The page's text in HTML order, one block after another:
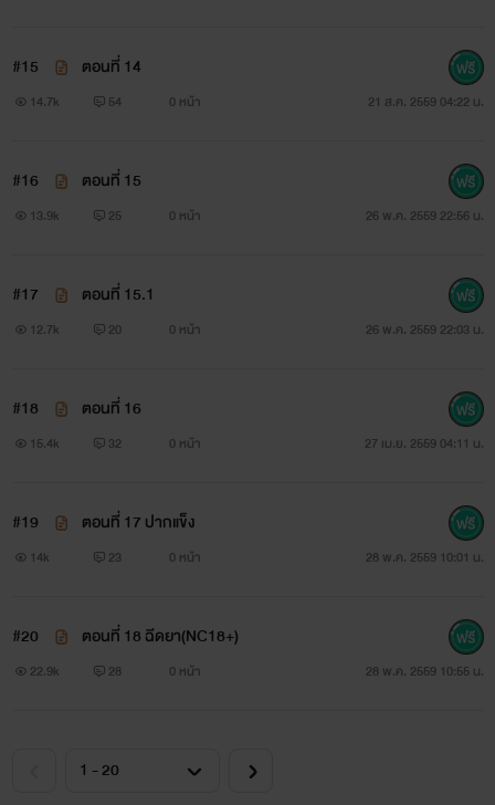
#15 ตอนที่ 14
14.7k 54 0 หน้า 21 ส.ค. 2559 04:22 น.
#16 ตอนที่ 15
13.9k 25 0 หน้า 26 พ.ค. 2559 22:56 น.
#17 ตอนที่ 15.1
12.7k 20 0 หน้า 26 พ.ค. 2559 22:03 น.
#18 ตอนที่ 16
15.4k 32 0 หน้า 27 เม.ย. 2559 04:11 น.
#19 ตอนที่ 17 ปากแข็ง
14k 23 0 หน้า 28 พ.ค. 2559 10:01 น.
#20 ตอนที่ 18 ฉีดยา(NC18+)
22.9k 28 0 หน้า 28 พ.ค. 2559 10:55 น.